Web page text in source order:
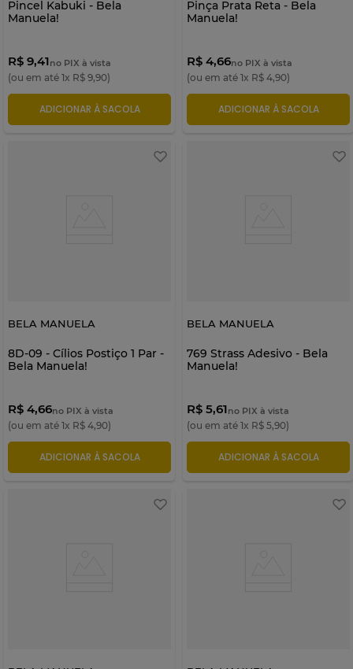
Pincel Kabuki - Bela
Manuela!
R$ 9,41no PIX à vista
(ou em até 1x R$ 9,90)
ADICIONAR À SACOLA
Pinça Prata Reta - Bela
Manuela!
R$ 4,66no PIX à vista
(ou em até 1x R$ 4,90)
ADICIONAR À SACOLA
BELA MANUELA
8D-09 - Cílios Postiço 1 Par -
Bela Manuela!
R$ 4,66no PIX à vista
(ou em até 1x R$ 4,90)
ADICIONAR À SACOLA
BELA MANUELA
769 Strass Adesivo - Bela
Manuela!
R$ 5,61no PIX à vista
(ou em até 1x R$ 5,90)
ADICIONAR À SACOLA